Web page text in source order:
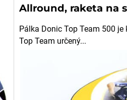
Allround, raketa na
Pálka Donic Top Team 500
Top Team určený...